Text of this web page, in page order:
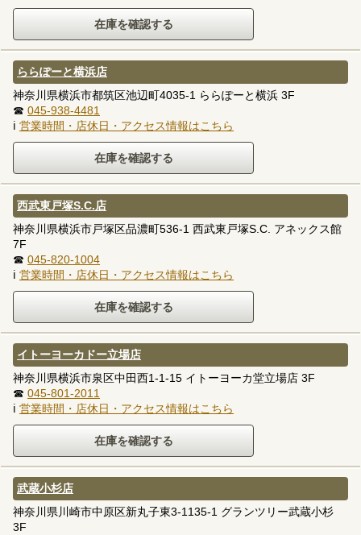
ららぽーと横浜店
神奈川県横浜市都筑区池辺町4035-1 ららぽーと横浜 3F
☎ 045-938-4481
ℹ 営業時間・店休日・アクセス情報はこちら
西武東戸塚S.C.店
神奈川県横浜市戸塚区品濃町536-1 西武東戸塚S.C. アネックス館
7F
☎ 045-820-1004
ℹ 営業時間・店休日・アクセス情報はこちら
イトーヨーカドー立場店
神奈川県横浜市泉区中田西1-1-15 イトーヨーカ堂立場店 3F
☎ 045-801-2011
ℹ 営業時間・店休日・アクセス情報はこちら
武蔵小杉店
神奈川県川崎市中原区新丸子東3-1135-1 グランツリー武蔵小杉
3F